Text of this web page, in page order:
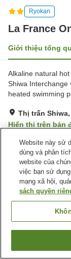
Ryokan
La France
Giới thiệu tổng
Alkaline natural
Shiwa Interchange
heated swimming
Thị trấn
Hiển thị trên bản
Tuyệt vời
Tiện nghi chỗ
Bãi đỗ xe
Nhà hàng
Trang chủ Nhật
La France Onsenkan
Website này sử
dùng và phân
website của
việc bạn sử
mạng xã hội,
sách quyền